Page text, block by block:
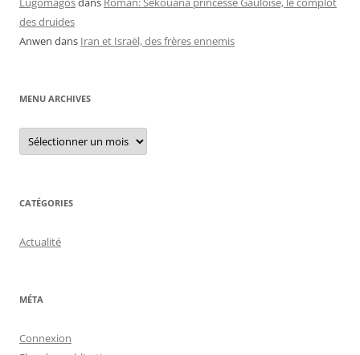
des druides
Anwen dans Iran et Israël, des frères ennemis
MENU ARCHIVES
Menu
archives
CATÉGORIES
Actualité
MÉTA
Connexion